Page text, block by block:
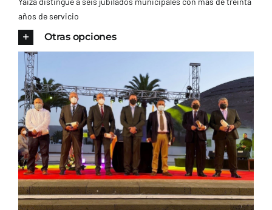
AYUNTAMIENTO
TURISMO
CONTACTO
años de servicio
Otras opciones